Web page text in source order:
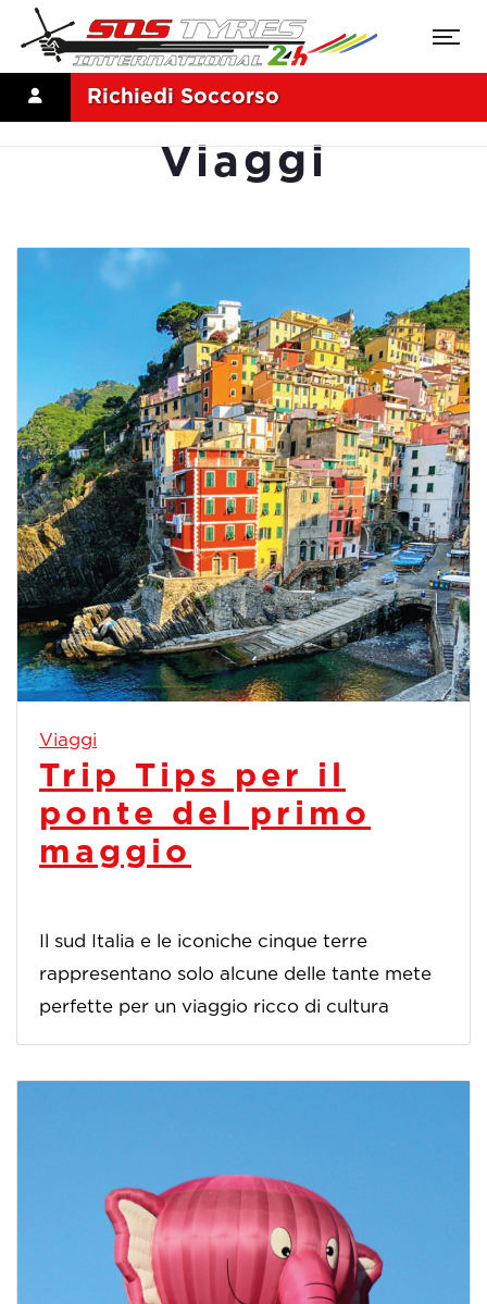
Richiedi Soccorso
Viaggi
Viaggi
Trip Tips per il
ponte del primo
maggio
Il sud Italia e le iconiche cinque terre
rappresentano solo alcune delle tante mete
perfette per un viaggio ricco di cultura